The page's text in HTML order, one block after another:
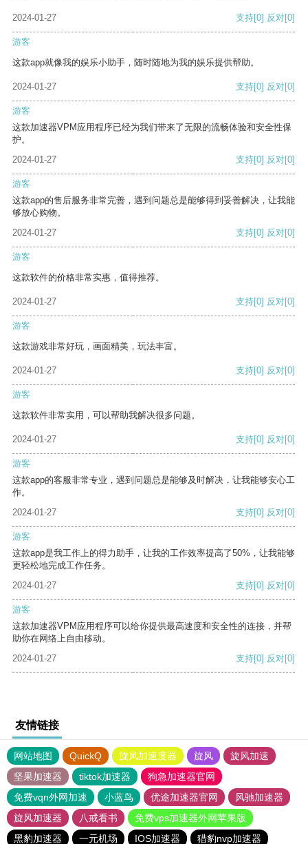
2024-01-27 支持[0] 反对[0]
游客
这款app就像我的娱乐小助手，随时随地为我的娱乐提供帮助。
2024-01-27 支持[0] 反对[0]
游客
这款加速器VPM应用程序已经为我们带来了无限的流畅体验和安全性保
护。
2024-01-27
支持[0] 反对[0]
游客
这款app的售后服务非常完善，遇到问题总是能够得到妥善解决，让我能
够放心购物。
2024-01-27
支持[0] 反对[0]
游客
这款软件的价格非常实惠，值得推荐。
2024-01-27 支持[0] 反对[0]
游客
这款游戏非常好玩，画面精美，玩法丰富。
2024-01-27 支持[0] 反对[0]
游客
这款软件非常实用，可以帮助我解决很多问题。
2024-01-27 支持[0] 反对[0]
游客
这款app的客服非常专业，遇到问题总是能够及时解决，让我能够安心工
作。
2024-01-27
支持[0] 反对[0]
游客
这款app是我工作上的得力助手，让我的工作效率提高了50%，让我能够
更轻松地完成工作任务。
2024-01-27
支持[0] 反对[0]
游客
这款加速器VPM应用程序可以给你提供最高速度和安全性的连接，并帮
助你在网络上自由移动。
2024-01-27
支持[0] 反对[0]
友情链接
网站地图 QuickQ 旋风加速度器 旋风
旋风加速
坚果加速器
tiktok加速器
狗急加速器官网
免费vqn外网加速
小蓝鸟 优途加速器官网
风驰加速器
旋风加速器
八戒看书
免费vps加速器外网苹果版
黑豹加速器
一元机场 IOS加速器 猎豹nvp加速器